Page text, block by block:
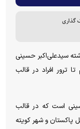
گذاری
سیدعلی‌اکبر حسینی
ترور افراد در قالب
است که در قالب
پاکستان و شهر کویته